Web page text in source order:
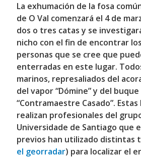
La exhumación de la fosa
de O Val comenzará el 4 de
dos o tres catas y se
nicho con el fin de encontrar los
personas que se cree que
enterradas en este lugar.
marinos, represaliados del
del vapor “Dómine” y del
“Contramaestre Casado”.
realizan profesionales del
Universidade de Santiago que
previos han utilizado distintas
el georradar) para localizar el